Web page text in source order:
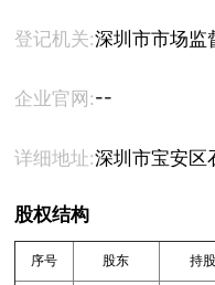
登记机关:深圳市市场监
企业官网:--
详细地址:深圳市宝安区
股权结构
序号 股东 持